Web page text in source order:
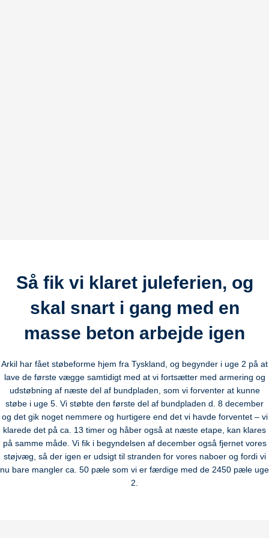
Så fik vi klaret juleferien, og
skal snart i gang med en
masse beton arbejde igen
Arkil har fået støbeforme hjem fra Tyskland, og begynder i uge 2 på at
lave de første vægge samtidigt med at vi fortsætter med armering og
udstøbning af næste del af bundpladen, som vi forventer at kunne
støbe i uge 5. Vi støbte den første del af bundpladen d. 8 december
og det gik noget nemmere og hurtigere end det vi havde forventet – vi
klarede det på ca. 13 timer og håber også at næste etape, kan klares
på samme måde. Vi fik i begyndelsen af december også fjernet vores
støjvæg, så der igen er udsigt til stranden for vores naboer og fordi vi
nu bare mangler ca. 50 pæle som vi er færdige med de 2450 pæle uge
2.